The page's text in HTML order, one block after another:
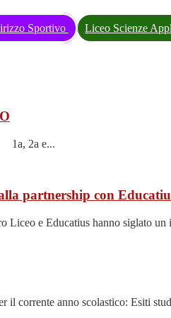
Sportivo Liceo Scienze
2a e...
partnership con
e Educatius hanno siglato un
il corrente anno scolastico: Esiti